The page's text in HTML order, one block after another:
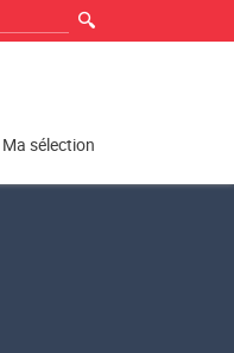
Ma sélection